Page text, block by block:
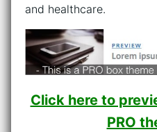
and healthcare.
Click here to
PRO